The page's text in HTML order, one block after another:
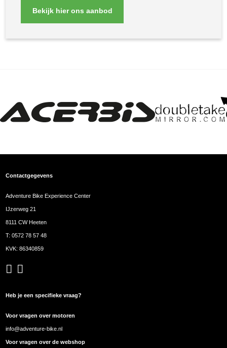
Bekijk hier ons aanbod
Contactgegevens
Adventure Bike Experience Center
IJzerweg 21
8111 CW Heeten
T:0572 78 57 48
KVK: 86340859
Heb je een specifieke vraag?
Voor vragen over motoren
info@adventure-bike.nl
Voor vragen over de webshop